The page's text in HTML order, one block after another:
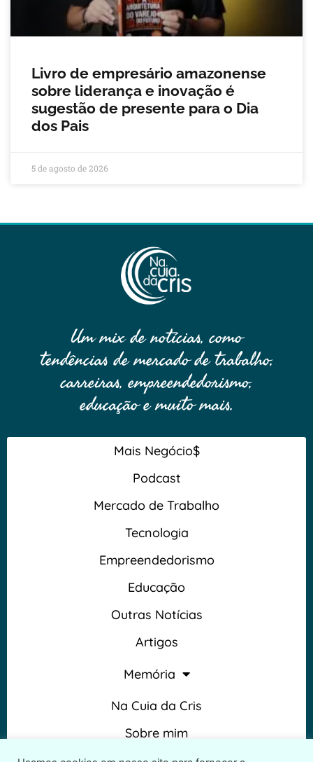
Livro de empresário amazonense
sobre liderança e inovação é
sugestão de presente para o Dia
dos Pais
5 de agosto de 2026
Um mix de notícias, como
tendências de mercado de trabalho,
carreiras, empreendedorismo,
educação e muito mais.
Mais Negócio$
Podcast
Mercado de Trabalho
Tecnologia
Empreendedorismo
Educação
Outras Notícias
Artigos
Memória
Na Cuia da Cris
Sobre mim